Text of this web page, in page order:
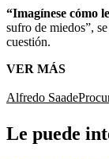
“Imagínese cómo
sufro de miedos”,
cuestión.
VER MÁS
Alfredo Saade
Le puede